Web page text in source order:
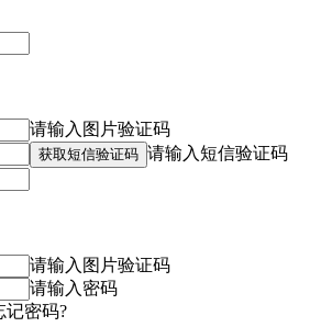
请输入图片验证码
获取短信验证码 请输入短信验证码
请输入图片验证码
请输入密码
记密码?